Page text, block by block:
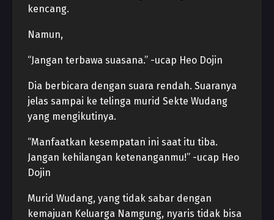
kencang.
Namun,
“Jangan terbawa suasana.” -ucap Heo Dojin
Dia berbicara dengan suara rendah. Suaranya
jelas sampai ke telinga murid Sekte Wudang
yang mengikutinya.
“Manfaatkan kesempatan ini saat itu tiba.
Jangan kehilangan ketenanganmu!” -ucap Heo
Dojin
Murid Wudang, yang tidak sabar dengan
kemajuan Keluarga Namgung, nyaris tidak bisa